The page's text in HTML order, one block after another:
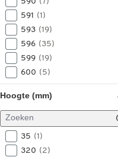
591 (1)
593 (19)
596 (35)
599 (19)
600 (5)
630(1)
635 (1)
650
760(2)
Hoogte (mm)
35 (1)
320 (2)